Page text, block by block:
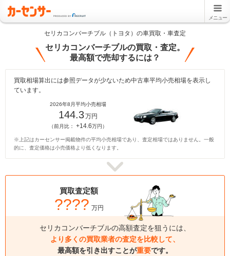
メニュー
セリカコンバーチブル（トヨタ）の車買取・車査定
セリカコンバーチブルの買取・査定。
最高額で売却するには？
買取相場算出には参照データが少ないため中古車平均小売相場を表示し
ています。
2026年8月平均小売相場
144.3万円
（前月比： +14.6万円）
※上記はカーセンサー掲載物件の平均小売相場であり、査定相場ではありません。一般
的に、査定価格は小売価格より低くなります。
買取査定額
???? 万円
セリカコンバーチブルの高額査定を狙うには、
より多くの買取業者の査定を比較して、
最高額を引き出すことが重要です。